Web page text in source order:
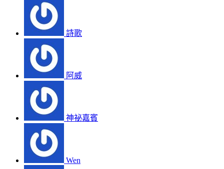
詩歌
阿威
神祕嘉賓
Wen